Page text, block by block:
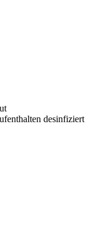
desinfiziert